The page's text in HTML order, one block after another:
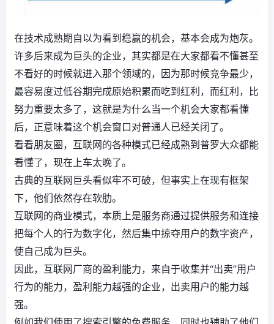
在技术成熟期自以为看到稳赢的机会，基本会成为炮灰。
许多后来成为巨头的企业，其实都是在大家都看不懂甚至
不看好的时候就进入那个领域的，因为那时候竞争最少，
最容易度过低谷期完成原始积累而吃到红利，而红利，比
努力重要太多了，这就是为什么当一个机会大家都看懂
后，正意味着这个机会窗口对普通人已经关闭了。
看看朋友圈，互联网的各种模式已经成熟到普罗大众都能
看懂了，现在上车太晚了。
古典的互联网巨头看似牢不可破，但事实上在现有框架
下，他们依然存在软肋。
互联网的商业模式，本质上是服务商通过提供服务和连接
把每个人的行为数字化，然后集中掠夺用户的数字资产，
使自己成为巨头。
因此，互联网厂商的盈利能力，来自于收集并“出卖”用户
行为的能力，盈利能力越强的企业，出卖用户的能力越
强。